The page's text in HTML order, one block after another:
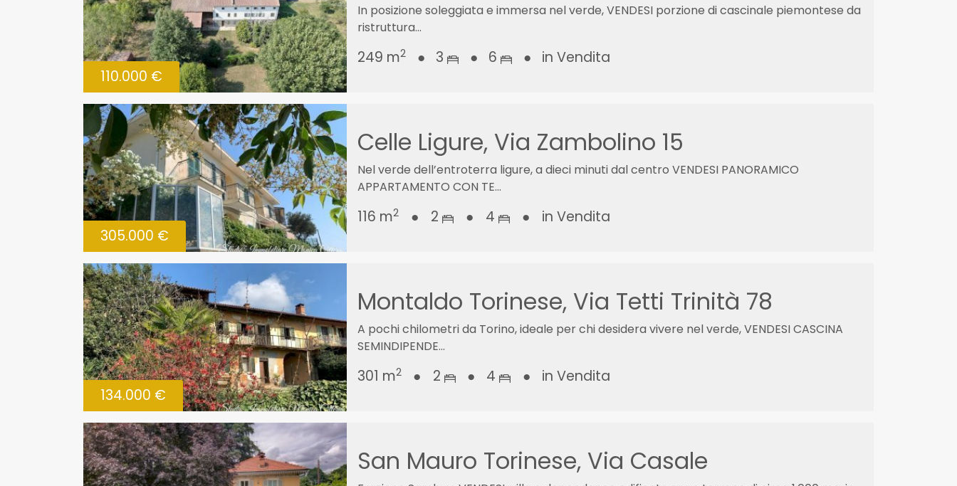
110.000 €
In posizione soleggiata e immersa nel verde, VENDESI porzione di cascinale piemontese da
ristruttura...
249 m2 ● 3 ● 6 ● in Vendita
305.000 €
Celle Ligure, Via Zambolino 15
Nel verde dell’entroterra ligure, a dieci minuti dal centro VENDESI PANORAMICO
APPARTAMENTO CON TE...
116 m2 ● 2 ● 4 ● in Vendita
134.000 €
Montaldo Torinese, Via Tetti Trinità 78
A pochi chilometri da Torino, ideale per chi desidera vivere nel verde, VENDESI CASCINA
SEMINDIPENDE...
301 m2 ● 2 ● 4 ● in Vendita
San Mauro Torinese, Via Casale